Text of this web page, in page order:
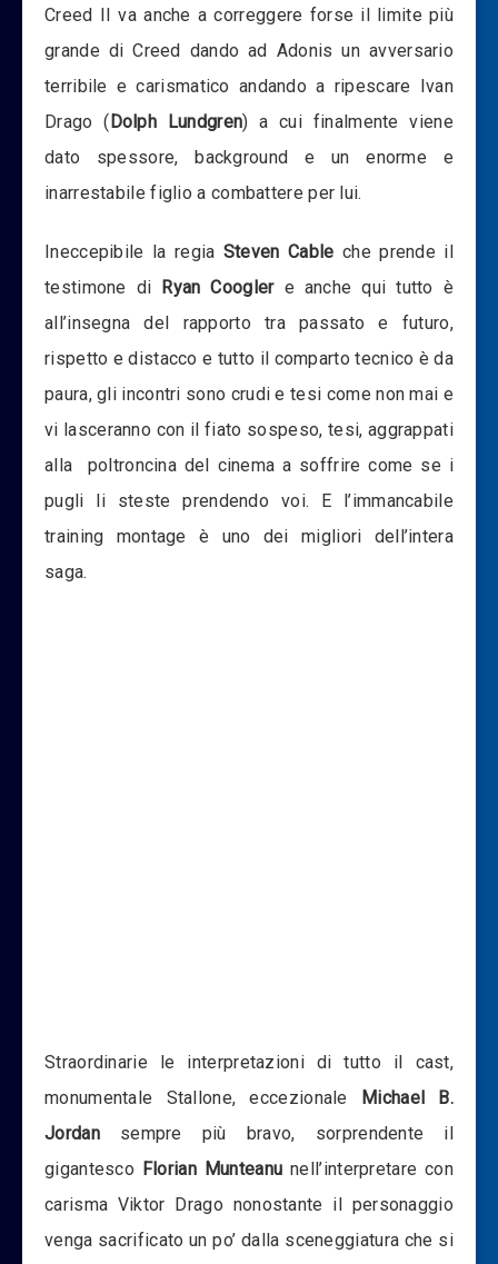
Creed II va anche a correggere forse il limite più
grande di Creed dando ad Adonis un avversario
terribile e carismatico andando a ripescare Ivan
Drago ( Dolph Lundgren) a cui finalmente viene
dato spessore, background e un enorme e
inarrestabile figlio a combattere per lui.
Ineccepibile la regia Steven Cable che prende il
testimone di Ryan Cooglere anche qui tutto è
all’insegna del rapporto tra passato e futuro,
rispetto e distacco e tutto il comparto tecnico è da
paura, gli incontri sono crudi e tesi come non mai e
vi lasceranno con il fiato sospeso, tesi, aggrappati
alla poltroncina del cinema a soffrire come se i
pugli li steste prendendo voi. E l’immancabile
training montage è uno dei migliori dell’intera
saga.
Straordinarie le interpretazioni di tutto il cast,
monumentale Stallone, eccezionale
Michael B.
Jordansempre più bravo, sorprendente il
gigantesco Florian Munteanu nell’interpretare con
carisma Viktor Drago nonostante il personaggio
venga sacrificato un po’ dalla sceneggiatura che si